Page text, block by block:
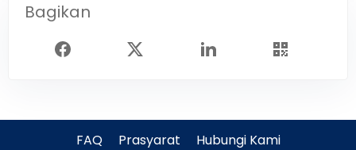
Bagikan
FAQ Prasyarat Hubungi Kami